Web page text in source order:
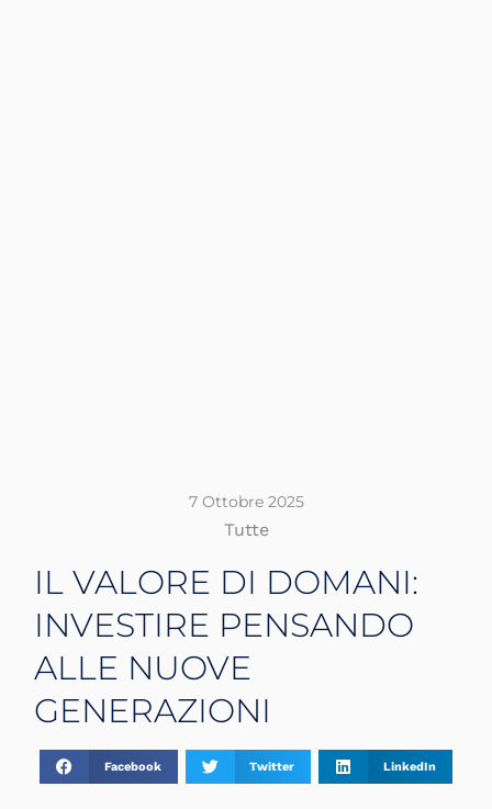
7 Ottobre 2025
Tutte
IL VALORE DI DOMANI:
INVESTIRE PENSANDO
ALLE NUOVE
GENERAZIONI
Facebook Twitter LinkedIn